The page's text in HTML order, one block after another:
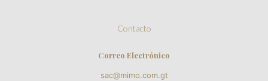
Contacto
Correo Electrónico
sac@mimo.com.gt